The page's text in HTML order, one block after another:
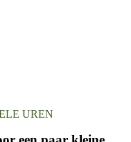
UREN